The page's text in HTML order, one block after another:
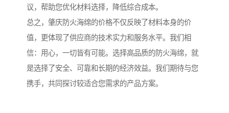
议，帮助您优化材料选择，降低综合成本。
总之，肇庆防火海绵的价格不仅反映了材料本身的价
值，更体现了供应商的技术实力和服务水平。我们相
信：用心，一切皆有可能。选择高品质的防火海绵，就
是选择了安全、可靠和长期的经济效益。我们期待与您
携手，共同探讨较适合您需求的产品方案。